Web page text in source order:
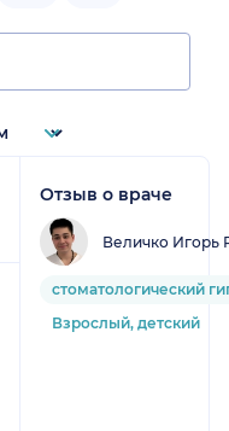
Отзыв о враче
Величко Игорь
стоматологический
Взрослый, детский